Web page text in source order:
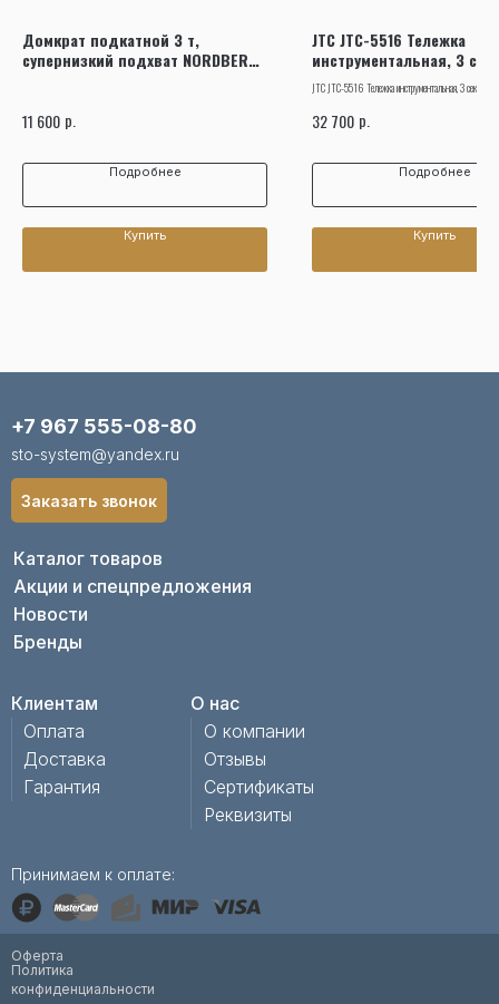
Домкрат подкатной 3 т,
супернизкий подхват NORDBERG
11 600 р.
Подробнее
Купить
JTC JTC-5516 Тележка
инструментальная, 3
открытым отсеком
JTC JTC-5516 Тележка инструментальная, 3 секции, с
32 700 р.
Подробнее
Купить
Каталог товаров
Акции и спецпредложения
Новости
Бренды
Клиентам
Оплата
Доставка
Гарантия
О нас
О компании
Отзывы
Сертификаты
Реквизиты
+7 967 555-08-80
sto-system@yandex.ru
Принимаем к оплате:
Заказать звонок
Политика
конфиденциальности
Оферта